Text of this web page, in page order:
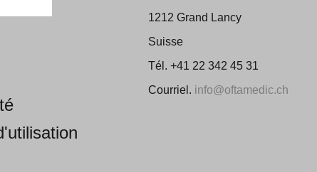
1212 Grand Lancy
Suisse
Tél. +41 22 342 45 31
Courriel. info@oftamedic.ch